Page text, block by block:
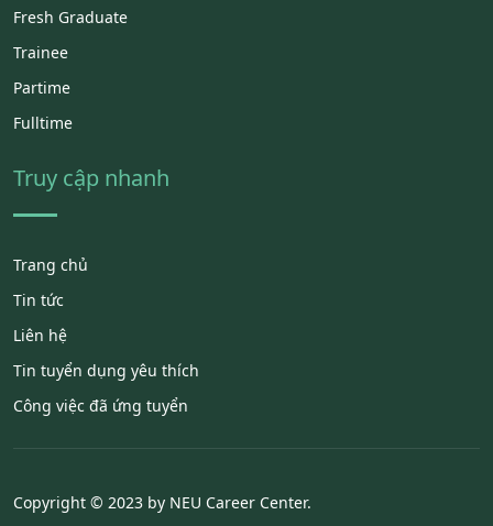
Fresh Graduate
Trainee
Partime
Fulltime
Truy cập nhanh
Trang chủ
Tin tức
Liên hệ
Tin tuyển dụng yêu thích
Công việc đã ứng tuyển
Copyright © 2023 by NEU Career Center.